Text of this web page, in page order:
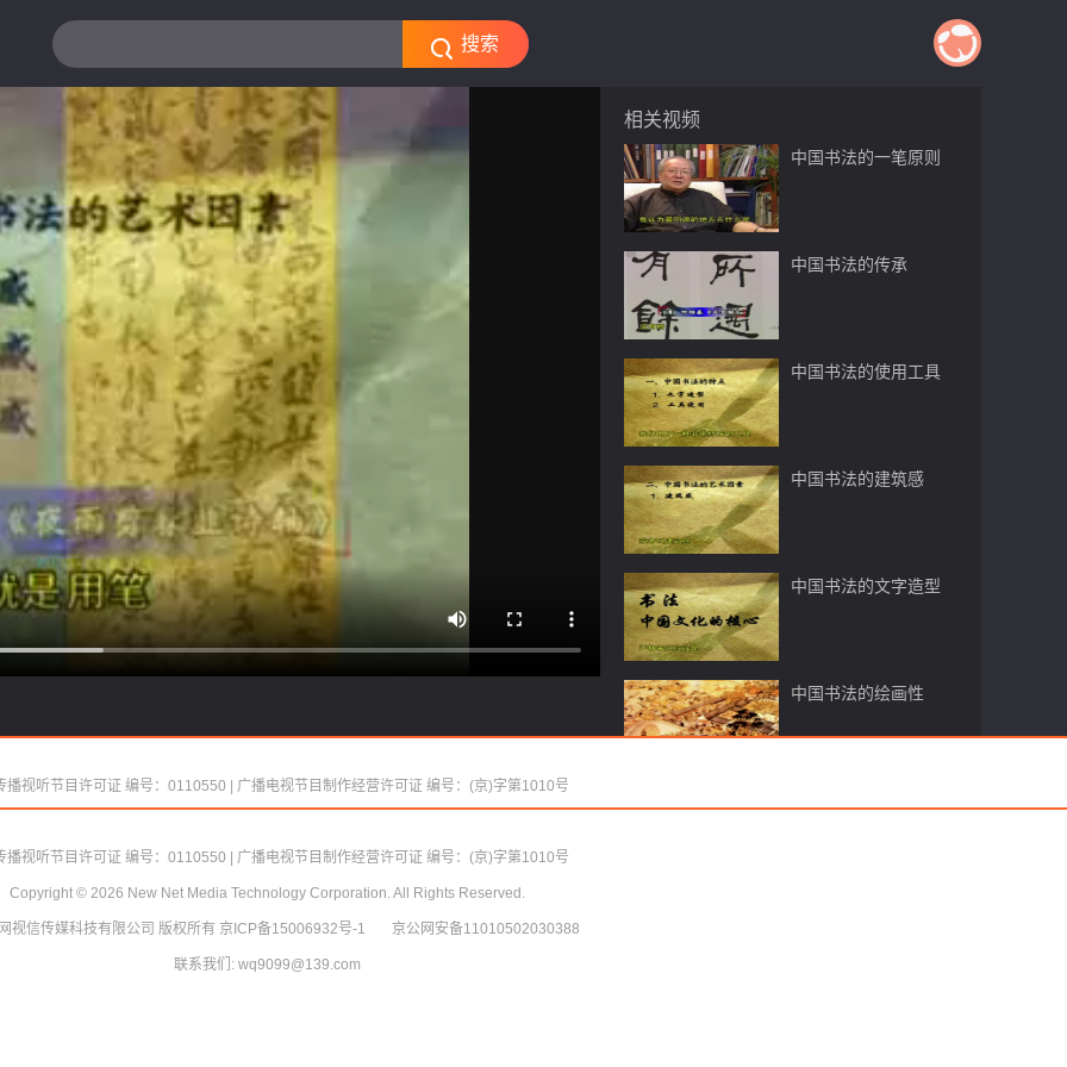
搜索关键词
搜索
相关视频
中国书法的一笔原则
中国书法的传承
中国书法的使用工具
中国书法的建筑感
中国书法的文字造型
中国书法的绘画性
播视听节目许可证 编号：0110550 广播电视节目制作经营许可证 编号：(京)字第1010号
Copyright © 2026 New Net Media Technology Corporation.All Rights Reserved.
视信传媒科技有限公司 版权所有 京ICP备15006932号-1 京公网安备11010502030388
联系我们: wq9099@139.com
播视听节目许可证 编号：0110550 广播电视节目制作经营许可证 编号：(京)字第1010号
视信传媒科技有限公司版权所有 京ICP备15006932号-1 京公网安备11010502030388
联系我们: wq9099@139.com